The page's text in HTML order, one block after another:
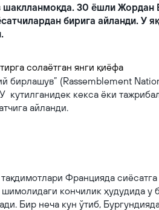
30 ёшли Жордан
бирига айланди. У
бирлашув” (Rassemblement
кекса ёки
айланди.
Францияда
кончилик ҳудудида у
Бир неча кун ўтиб,